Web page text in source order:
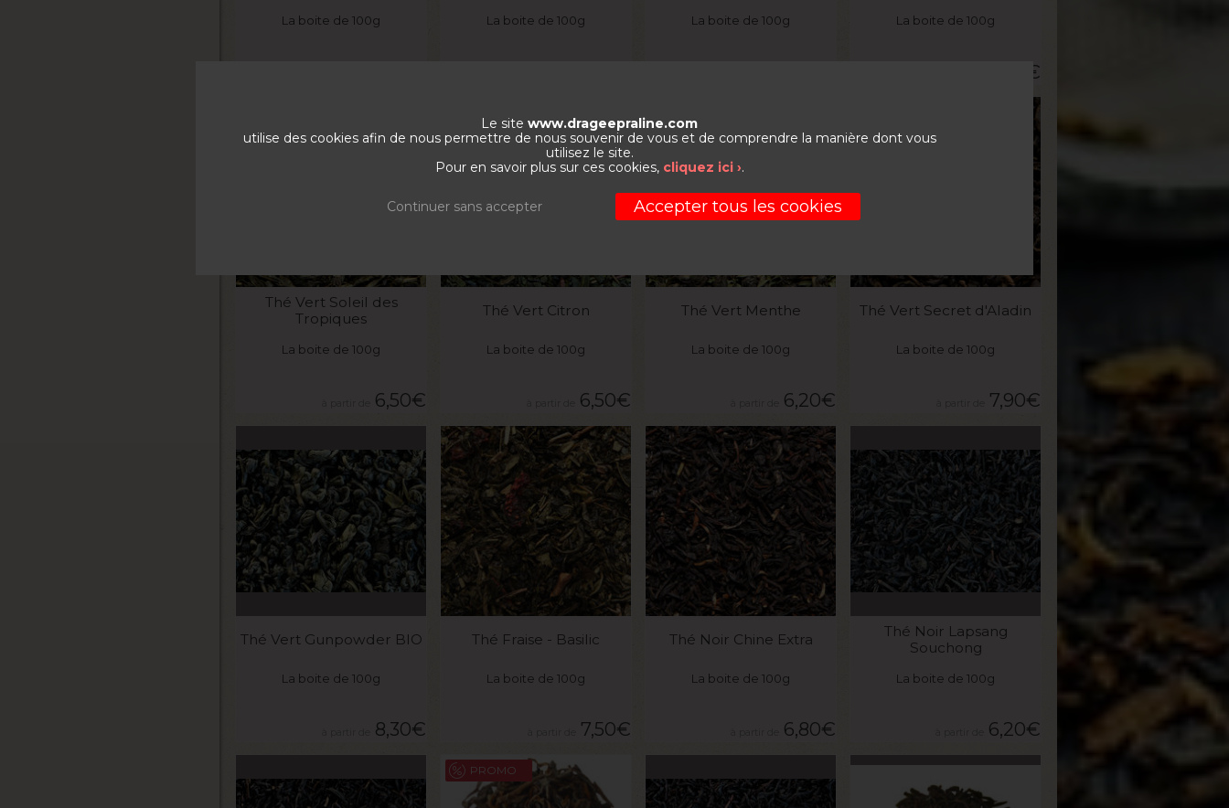
La boite de 100g La boite de 100g La boite de 100g La boite de 100g
€
Thé Vert Soleil des
Tropiques
La boite de 100g
6,50€
VOIR LE PRODUIT
Thé Vert Citron
La boite de 100g
6,50€
VOIR LE PRODUIT
Thé Vert Menthe
La boite de 100g
6,20€
VOIR LE PRODUIT
Thé Vert Secret d'Aladin
La boite de 100g
7,90€
VOIR LE PRODUIT
Thé Vert Gunpowder BIO
La boite de 100g
8,30€
Thé Fraise - Basilic
La boite de 100g
7,50€
VOIR LE PRODUIT
Thé Noir Chine Extra
La boite de 100g
6,80€
VOIR LE PRODUIT
Thé Noir Lapsang
Souchong
La boite de 100g
6,20€
PROMO
Le site www.drageepraline.com
utilise des cookies afin de nous permettre de nous souvenir de vous et de comprendre la manière dont vous
utilisez le site.
Pour en savoir plus sur ces cookies, cliquez ici ›.
Continuer sans accepter Accepter tous les cookies